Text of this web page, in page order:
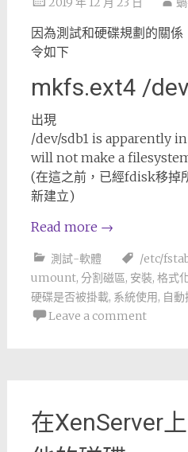
因為測試和硬碟規劃的關
令如下
mkfs.ext4 /
出現
/dev/sdb1 is apparently
will not make a
(在這之前，已經fdisk移掉
新建立)
Read more →
測試-軟體 /etc/
umount, 分割磁區, 安裝, 格式
硬碟是否被掛載, 系統使用, 自
Leave a comment
在XenServer